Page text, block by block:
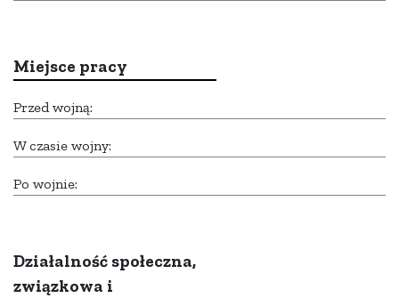
Miejsce pracy
Przed wojną:
W czasie wojny:
Po wojnie:
Działalność społeczna,
związkowa i